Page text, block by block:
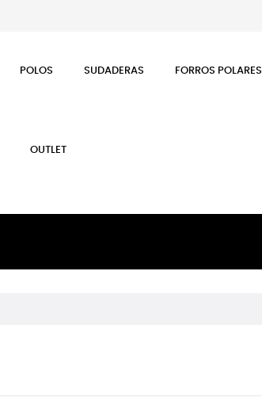
POLOS SUDADERAS FORROS POLARES
OUTLET